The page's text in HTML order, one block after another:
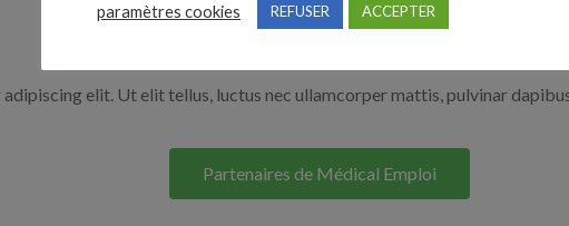
Nos solutions entreprises
elit. Ut elit tellus, luctus nec ullamcorper mattis, pulvinar
Partenaires de Médical Emploi
paramètres cookies REFUSER ACCEPTER